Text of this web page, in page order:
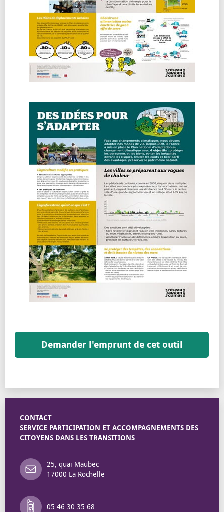
Demander l'emprunt de cet outil
CONTACT
SERVICE PARTICIPATION ET ACCOMPAGNEMENTS DES
CITOYENS DANS LES TRANSITIONS
25, quai Maubec
17000 La Rochelle
05 46 30 35 68